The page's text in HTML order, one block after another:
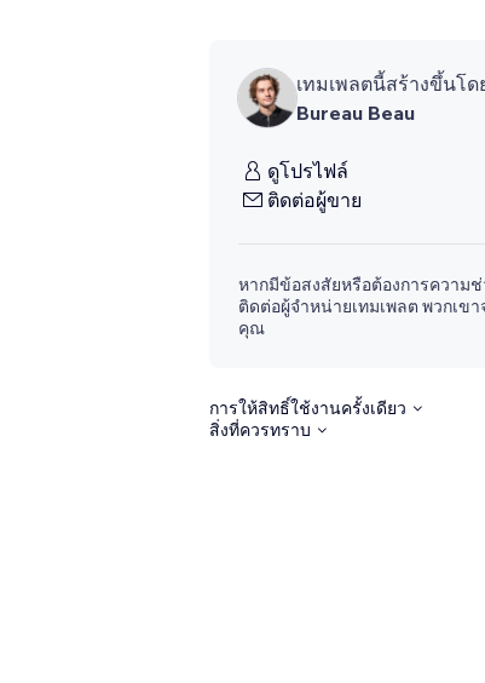
เทมเพลตนี้สร้างขึ้นโด
Bureau Beau
ดูโปรไฟล์
ติดต่อผู้ขาย
หากมีข้อสงสัยหรือต้องการความช่
ติดต่อผู้จำหน่ายเทมเพลต พวกเข
คุณ
การให้สิทธิ์ใช้งานครั้งเดียว
สิ่งที่ควรทราบ